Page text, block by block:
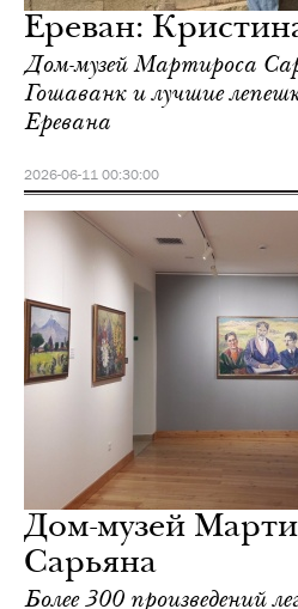
Ереван:
Дом-музей Мартироса
Гошаванк и лучшие
Еревана
2026-06-11 00:30:00
Дом-музей
Сарьяна
Более 300 произведений
Guide